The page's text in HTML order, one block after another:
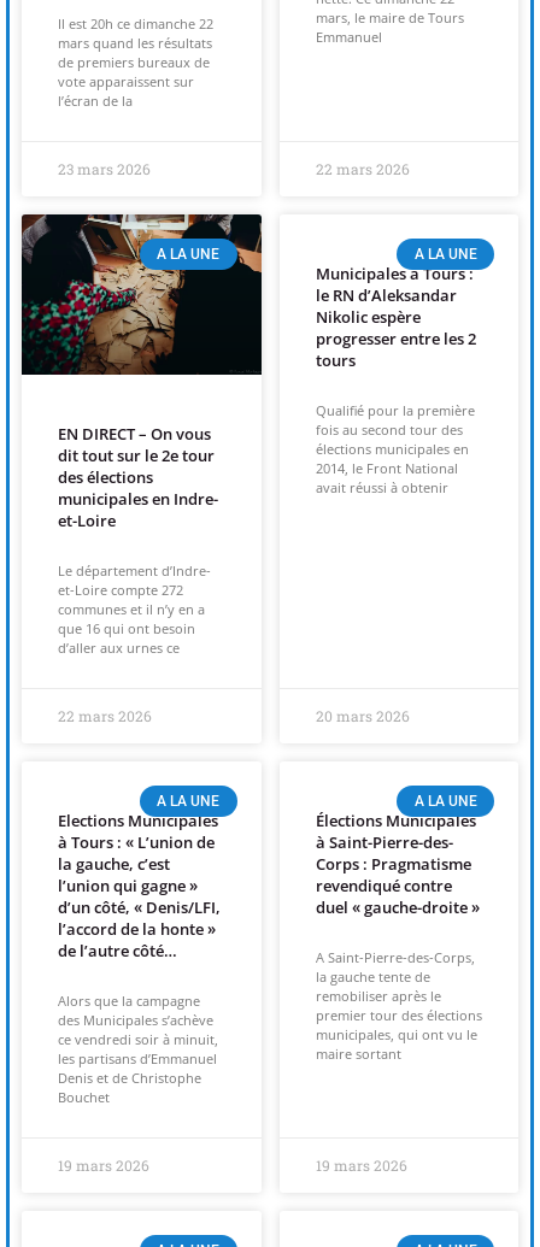
Il est 20h ce dimanche 22
mars quand les résultats
de premiers bureaux de
vote apparaissent sur
l’écran de la
23 mars 2026
mars, le maire de Tours
Emmanuel
22 mars 2026
A LA UNE
EN DIRECT – On vous
dit tout sur le 2e tour
des élections
municipales en Indre-
et-Loire
Le département d’Indre-
et-Loire compte 272
communes et il n’y en a
que 16 qui ont besoin
d’aller aux urnes ce
22 mars 2026
A LA UNE
Municipales à Tours :
le RN d’Aleksandar
Nikolic espère
progresser entre les 2
tours
Qualifié pour la première
fois au second tour des
élections municipales en
2014, le Front National
avait réussi à obtenir
20 mars 2026
A LA UNE
Elections Municipales
à Tours : « L’union de
la gauche, c’est
l’union qui gagne »
d’un côté, « Denis/LFI,
l’accord de la honte »
de l’autre côté…
Alors que la campagne
des Municipales s’achève
ce vendredi soir à minuit,
les partisans d’Emmanuel
Denis et de Christophe
Bouchet
19 mars 2026
A LA UNE
Élections Municipales
à Saint-Pierre-des-
Corps : Pragmatisme
revendiqué contre
duel « gauche-droite »
A Saint-Pierre-des-Corps,
la gauche tente de
remobiliser après le
premier tour des élections
municipales, qui ont vu le
maire sortant
19 mars 2026